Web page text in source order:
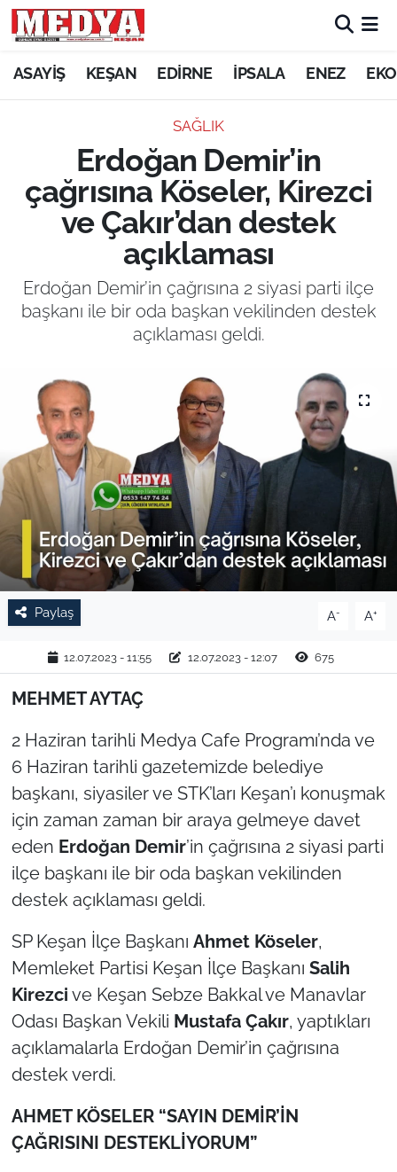
ASAYİŞ KEŞAN EDİRNE İPSALA ENEZ
SAĞLIK
Erdoğan Demir’in
çağrısına Köseler, Kirezci
ve Çakır’dan destek
açıklaması
Erdoğan Demir’in çağrısına 2 siyasi parti ilçe
başkanı ile bir oda başkan vekilinden destek
açıklaması geldi.
Paylaş A- A+
12.07.2023 - 11:55 12.07.2023 - 12:07 675
MEHMET AYTAÇ
2 Haziran tarihli Medya Cafe Programı’nda ve
6 Haziran tarihli gazetemizde belediye
başkanı, siyasiler ve STK’ları Keşan’ı konuşmak
için zaman zaman bir araya gelmeye davet
eden Erdoğan Demir’in çağrısına 2 siyasi parti
ilçe başkanı ile bir oda başkan vekilinden
destek açıklaması geldi.
SP Keşan İlçe Başkanı Ahmet Köseler,
Memleket Partisi Keşan İlçe Başkanı Salih
Kirezci ve Keşan Sebze Bakkal ve Manavlar
Odası Başkan Vekili Mustafa Çakır, yaptıkları
açıklamalarla Erdoğan Demir’in çağrısına
destek verdi.
AHMET KÖSELER “SAYIN DEMİR’İN
ÇAĞRISINI DESTEKLİYORUM”
KEŞAN
ASAYİŞ
SİYASET
EKONOMİ
EĞİTİM
TARIM VE HAYVANCILIK
KÜLTÜR SANAT
RESMİ İLAN
SPOR
YAŞAM
EDİRNE
TEKİRDAĞ
KIRKLARELİ
ÇANAKKALE
TÜRKİYE
Bölge
Güvenlik
Genel
Politika
Dış Haberler
Magazin